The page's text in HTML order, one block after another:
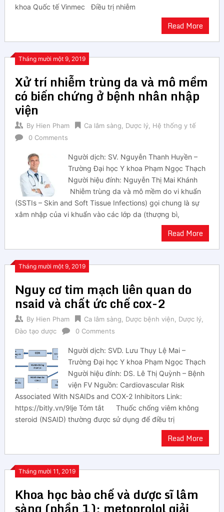
khoa Quốc tế Vinmec Điều trị nhiễm
Read More
Tháng mười một 9, 2019
Xử trí nhiễm trùng da và mô mềm
có biến chứng ở bệnh nhân nhập
viện
By Hien Pham Ca lâm sàng Dược lý, Hệ thống y tế
0 Comments
Người dịch: SV. Nguyễn Thanh Huyền –
Trường Đại học Y khoa Phạm Ngọc Thạch
Người hiệu đính: Nguyễn Thị Mai Khánh
Nhiễm trùng da và mô mềm do vi khuẩn
(SSTIs – Skin and Soft Tissue Infections) gọi chung là sự
xâm nhập của vi khuẩn vào các lớp da (thượng bì,
Read More
Tháng mười một 9, 2019
Nguy cơ tim mạch liên quan do
nsaid và chất ức chế cox-2
By Hien Pham Ca lâm sàng Dược bệnh viện Dược lý,
Đào tạo dược
0 Comments
Người dịch: SVD. Lưu Thụy Lệ Mai –
Trường Đại học Y khoa Phạm Ngọc Thạch
Người hiệu đính: DS. Lê Thị Quỳnh – Bệnh
viện FV Nguồn: Cardiovascular Risk
Associated With NSAIDs and COX-2 Inhibitors Link:
https://bitly.vn/9lje Tóm tắt Thuốc chống viêm không
steroid (NSAID) thường được sử dụng để điều trị
Read More
Tháng mười 11, 2019
Khoa học bào chế và dược sĩ lâm